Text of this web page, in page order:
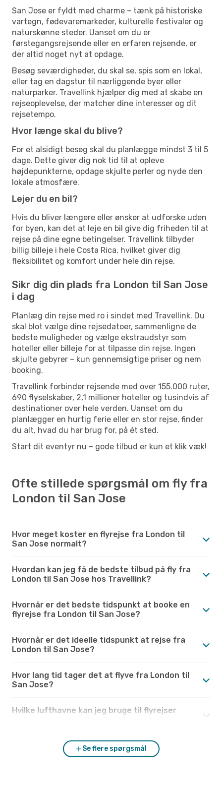
San Jose er fyldt med charme – tænk på historiske
vartegn, fødevaremarkeder, kulturelle festivaler og
naturskønne steder. Uanset om du er
førstegangsrejsende eller en erfaren rejsende, er
der altid noget nyt at opdage.
Besøg seværdigheder, du skal se, spis som en lokal,
eller tag en dagstur til nærliggende byer eller
naturparker. Travellink hjælper dig med at skabe en
rejseoplevelse, der matcher dine interesser og dit
rejsetempo.
Hvor længe skal du blive?
For et alsidigt besøg skal du planlægge mindst 3 til 5
dage. Dette giver dig nok tid til at opleve
højdepunkterne, opdage skjulte perler og nyde den
lokale atmosfære.
Lejer du en bil?
Hvis du bliver længere eller ønsker at udforske uden
for byen, kan det at leje en bil give dig friheden til at
rejse på dine egne betingelser. Travellink tilbyder
billig billeje i hele Costa Rica, hvilket giver dig
fleksibilitet og komfort under hele din rejse.
Sikr dig din plads fra London til San Jose
i dag
Planlæg din rejse med ro i sindet med Travellink. Du
skal blot vælge dine rejsedatoer, sammenligne de
bedste muligheder og vælge ekstraudstyr som
hoteller eller billeje for at tilpasse din rejse. Ingen
skjulte gebyrer – kun gennemsigtige priser og nem
booking.
Travellink forbinder rejsende med over 155.000 ruter,
690 flyselskaber, 2,1 millioner hoteller og tusindvis af
destinationer over hele verden. Uanset om du
planlægger en hurtig ferie eller en stor rejse, finder
du alt, hvad du har brug for, på ét sted.
Start dit eventyr nu – gode tilbud er kun et klik væk!
Ofte stillede spørgsmål om fly fra
London til San Jose
Hvor meget koster en flyrejse fra London til
San Jose normalt?
Hvordan kan jeg få de bedste tilbud på fly fra
London til San Jose hos Travellink?
Hvornår er det bedste tidspunkt at booke en
flyrejse fra London til San Jose?
Hvornår er det ideelle tidspunkt at rejse fra
London til San Jose?
Hvor lang tid tager det at flyve fra London til
San Jose?
Hvilke lufthavne kan jeg bruge til flyrejser
Se flere spørgsmål